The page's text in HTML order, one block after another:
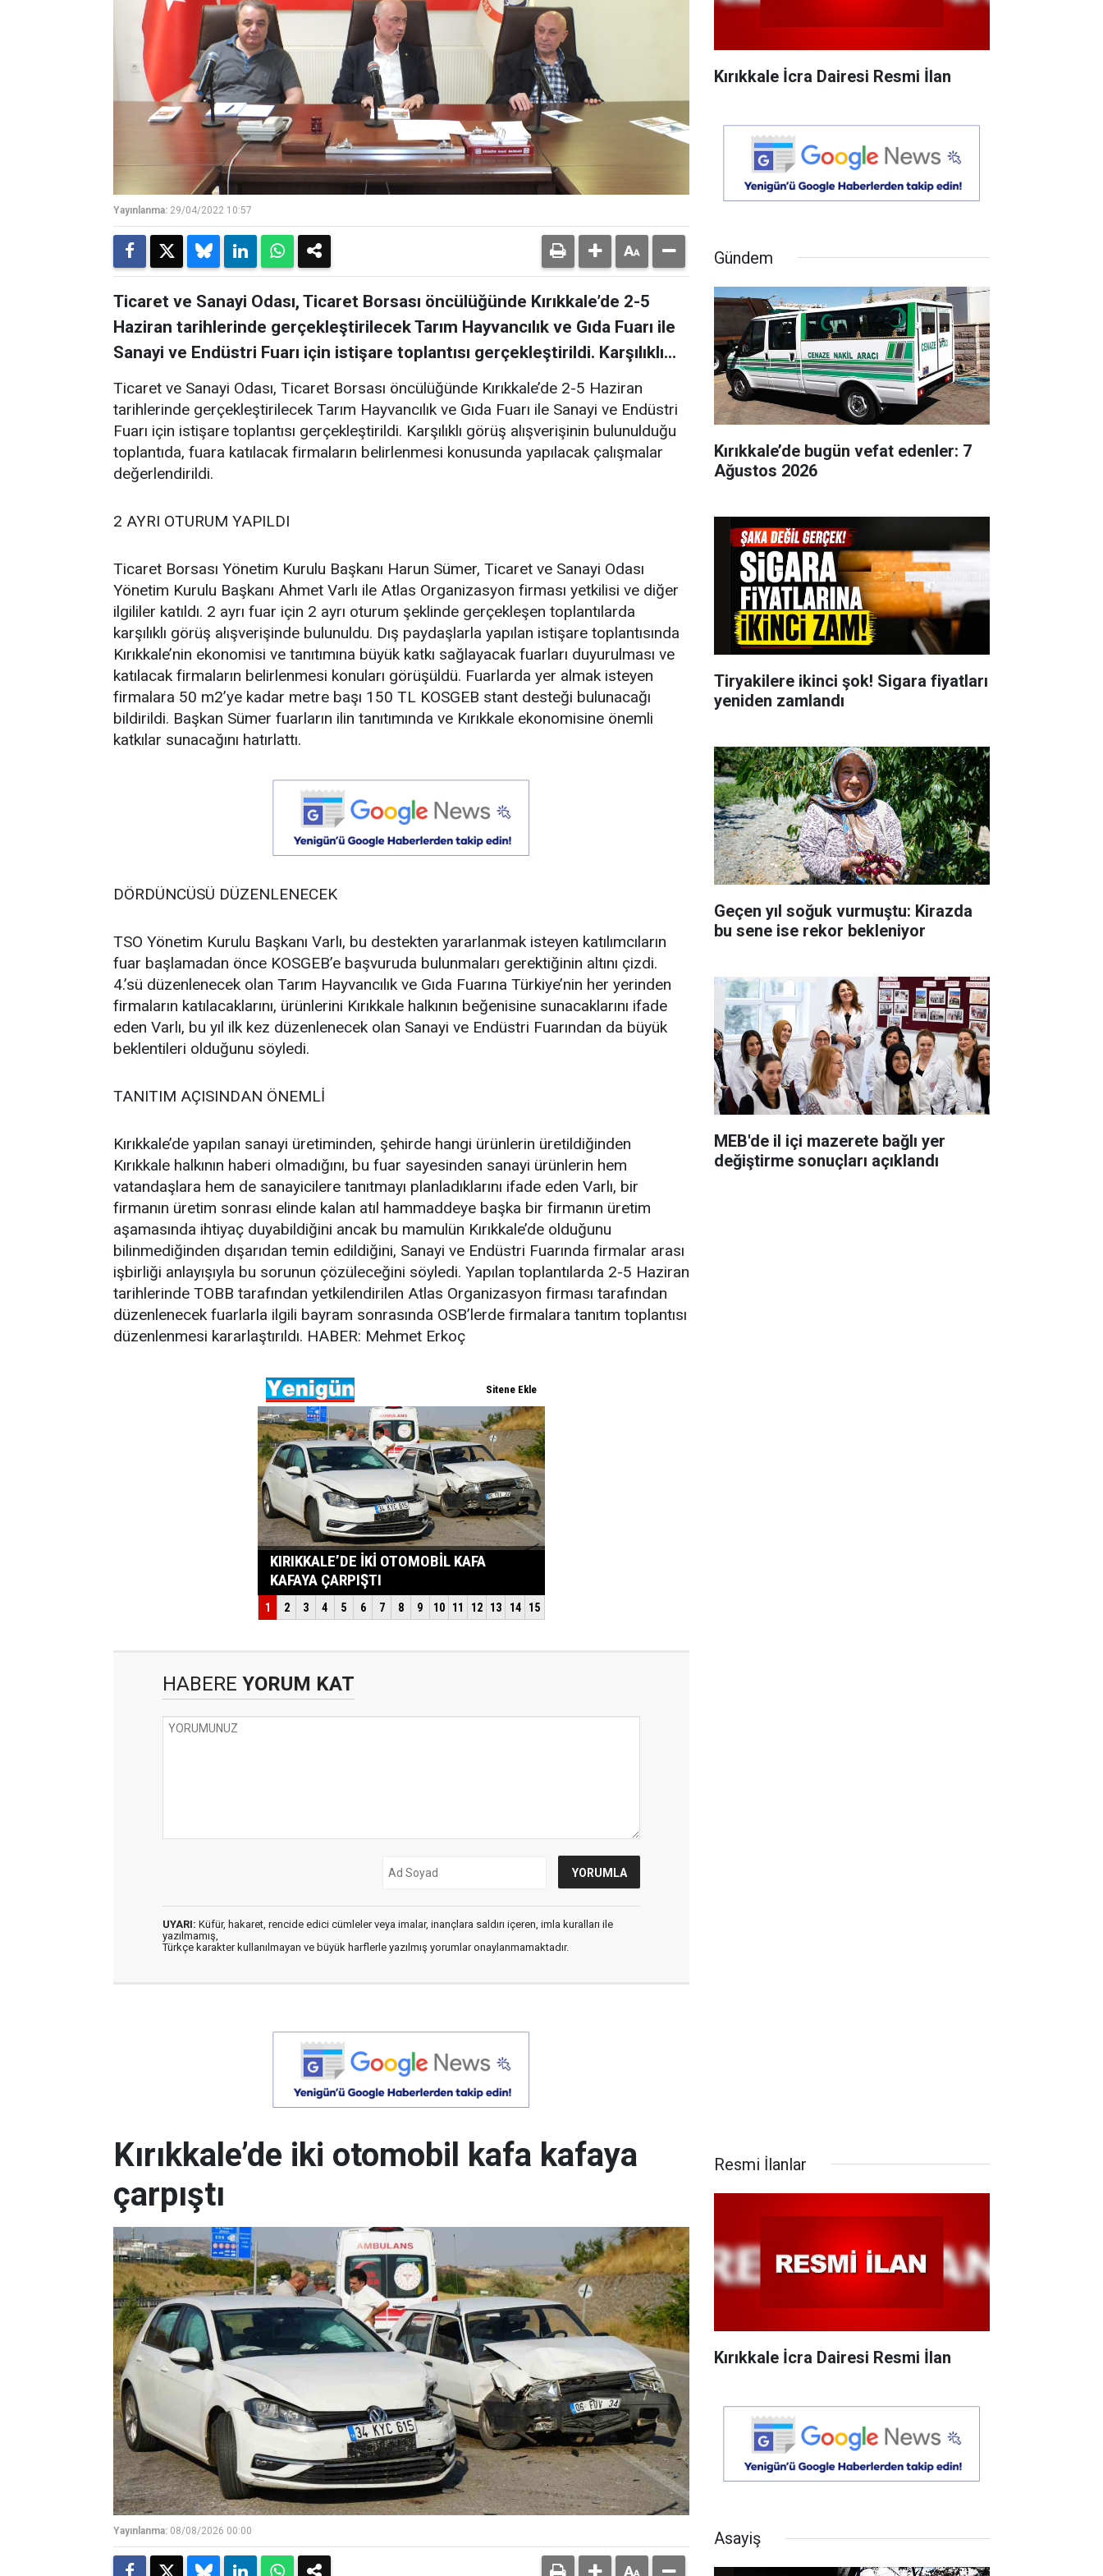
Yayınlanma: 29/04/2022 10:57
Ticaret ve Sanayi Odası, Ticaret Borsası öncülüğünde Kırıkkale’de 2-5
Haziran tarihlerinde gerçekleştirilecek Tarım Hayvancılık ve Gıda Fuarı ile
Sanayi ve Endüstri Fuarı için istişare toplantısı gerçekleştirildi. Karşılıklı...
Ticaret ve Sanayi Odası, Ticaret Borsası öncülüğünde Kırıkkale’de 2-5 Haziran
tarihlerinde gerçekleştirilecek Tarım Hayvancılık ve Gıda Fuarı ile Sanayi ve Endüstri
Fuarı için istişare toplantısı gerçekleştirildi. Karşılıklı görüş alışverişinin bulunulduğu
toplantıda, fuara katılacak firmaların belirlenmesi konusunda yapılacak çalışmalar
değerlendirildi.
2 AYRI OTURUM YAPILDI
Ticaret Borsası Yönetim Kurulu Başkanı Harun Sümer, Ticaret ve Sanayi Odası
Yönetim Kurulu Başkanı Ahmet Varlı ile Atlas Organizasyon firması yetkilisi ve diğer
ilgililer katıldı. 2 ayrı fuar için 2 ayrı oturum şeklinde gerçekleşen toplantılarda
karşılıklı görüş alışverişinde bulunuldu. Dış paydaşlarla yapılan istişare toplantısında
Kırıkkale’nin ekonomisi ve tanıtımına büyük katkı sağlayacak fuarları duyurulması ve
katılacak firmaların belirlenmesi konuları görüşüldü. Fuarlarda yer almak isteyen
firmalara 50 m2’ye kadar metre başı 150 TL KOSGEB stant desteği bulunacağı
bildirildi. Başkan Sümer fuarların ilin tanıtımında ve Kırıkkale ekonomisine önemli
katkılar sunacağını hatırlattı.
DÖRDÜNCÜSÜ DÜZENLENECEK
TSO Yönetim Kurulu Başkanı Varlı, bu destekten yararlanmak isteyen katılımcıların
fuar başlamadan önce KOSGEB’e başvuruda bulunmaları gerektiğinin altını çizdi.
4.’sü düzenlenecek olan Tarım Hayvancılık ve Gıda Fuarına Türkiye’nin her yerinden
firmaların katılacaklarını, ürünlerini Kırıkkale halkının beğenisine sunacaklarını ifade
eden Varlı, bu yıl ilk kez düzenlenecek olan Sanayi ve Endüstri Fuarından da büyük
beklentileri olduğunu söyledi.
TANITIM AÇISINDAN ÖNEMLİ
Kırıkkale’de yapılan sanayi üretiminden, şehirde hangi ürünlerin üretildiğinden
Kırıkkale halkının haberi olmadığını, bu fuar sayesinden sanayi ürünlerin hem
vatandaşlara hem de sanayicilere tanıtmayı planladıklarını ifade eden Varlı, bir
firmanın üretim sonrası elinde kalan atıl hammaddeye başka bir firmanın üretim
aşamasında ihtiyaç duyabildiğini ancak bu mamulün Kırıkkale’de olduğunu
bilinmediğinden dışarıdan temin edildiğini, Sanayi ve Endüstri Fuarında firmalar arası
işbirliği anlayışıyla bu sorunun çözüleceğini söyledi. Yapılan toplantılarda 2-5 Haziran
tarihlerinde TOBB tarafından yetkilendirilen Atlas Organizasyon firması tarafından
düzenlenecek fuarlarla ilgili bayram sonrasında OSB’lerde firmalara tanıtım toplantısı
düzenlenmesi kararlaştırıldı. HABER: Mehmet Erkoç
HABERE YORUM KAT
UYARI: Küfür, hakaret, rencide edici cümleler veya imalar, inançlara saldırı içeren, imla kuralları ile
yazılmamış,
Türkçe karakter kullanılmayan ve büyük harflerle yazılmış yorumlar onaylanmamaktadır.
Kırıkkale İcra Dairesi Resmi İlan
Gündem
Kırıkkale’de bugün vefat edenler: 7
Ağustos 2026
Tiryakilere ikinci şok! Sigara fiyatları
yeniden zamlandı
Geçen yıl soğuk vurmuştu: Kirazda
bu sene ise rekor bekleniyor
MEB'de il içi mazerete bağlı yer
değiştirme sonuçları açıklandı
Kırıkkale’de iki otomobil kafa kafaya
çarpıştı
Yayınlanma: 08/08/2026 00:00
Resmi İlanlar
Kırıkkale İcra Dairesi Resmi İlan
Asayiş